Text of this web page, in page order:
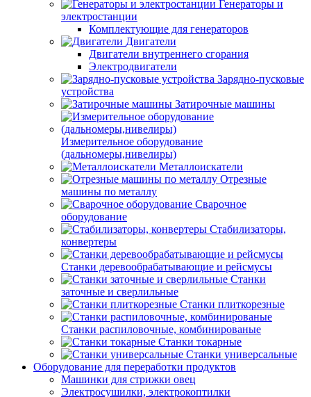
Генераторы и
электростанции
Комплектующие для генераторов
Двигатели
Двигатели внутреннего сгорания
Электродвигатели
Зарядно-пусковые
устройства
Затирочные машины
Измерительное оборудование
(дальномеры,нивелиры)
Металлоискатели
Отрезные
машины по металлу
Сварочное
оборудование
Стабилизаторы,
конвертеры
Станки деревообрабатывающие и рейсмусы
Станки
заточные и сверлильные
Станки плиткорезные
Станки распиловочные, комбинированые
Станки токарные
Станки универсальные
Оборудование для переработки продуктов
Машинки для стрижки овец
Электросушилки, электрокоптилки